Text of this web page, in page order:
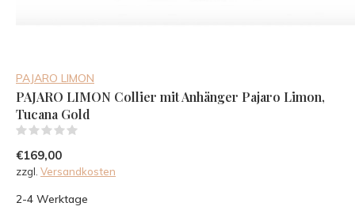
PAJARO LIMON
PAJARO LIMON Collier mit Anhänger Pajaro Limon,
Tucana Gold
€169,00
zzgl. Versandkosten
2-4 Werktage